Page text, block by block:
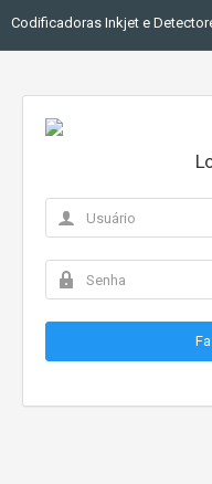
Codificadoras Inkjet e